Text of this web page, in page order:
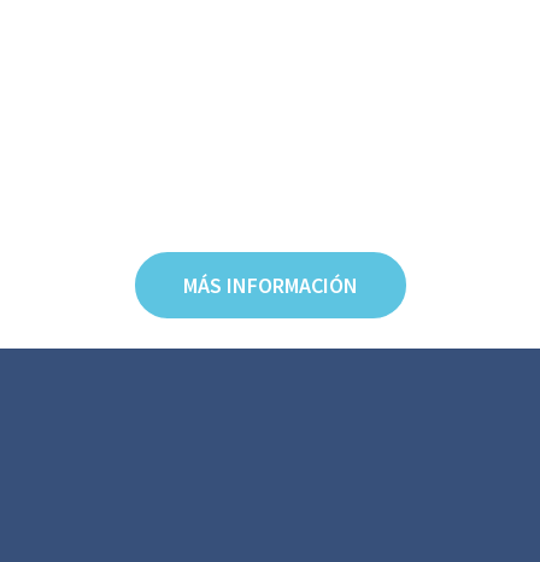
MÁS INFORMACIÓN